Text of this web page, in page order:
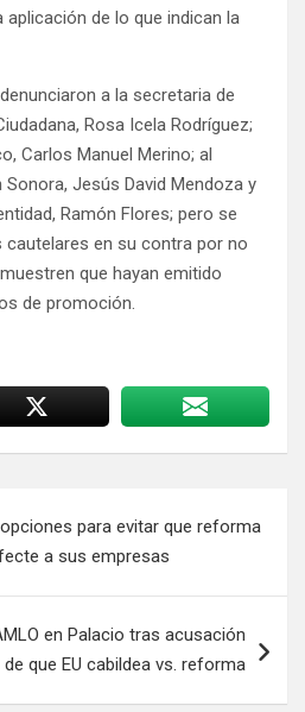
de lo que indican la
a la secretaria de
Rosa Icela Rodríguez;
Carlos Manuel Merino; al
Jesús David Mendoza y
Ramón Flores; pero se
en su contra por no
que hayan emitido
de promoción.
para evitar que reforma
a sus empresas
en Palacio tras acusación
de que EU cabildea vs. reforma